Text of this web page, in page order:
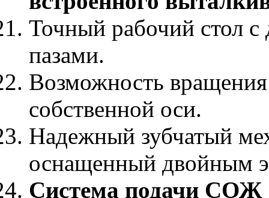
Точный рабочий стол
пазами.
Возможность вращения
собственной оси.
Надежный зубчатый
оснащенный двойным
Система подачи СОЖ